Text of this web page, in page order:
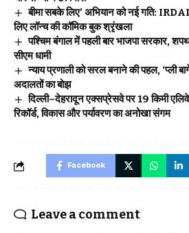
बीमा सबके लिए’ अभियान को नई गति:
लिए लॉन्च की कॉमिक बुक श्रृंखला
पश्चिम बंगाल में पहली बार भाजपा सरकार,
सीएम धामी
न्याय प्रणाली को सरल बनाने की पहल, ‘प्ली
अदालतों का बोझ
दिल्ली–देहरादून एक्सप्रेसवे पर 19 किमी
रिकॉर्ड, विकास और पर्यावरण का अनोखा संगम
Facebook
Leave a comment